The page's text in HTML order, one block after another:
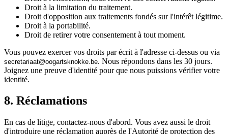
Droit à la limitation du traitement.
Droit d'opposition aux traitements fondés sur l'intérêt légitime.
Droit à la portabilité.
Droit de retirer votre consentement à tout moment.
Vous pouvez exercer vos droits par écrit à l'adresse ci-dessus ou via
eb.ekkonkstragoo
@
taairaterces
. Nous répondons dans les 30 jours.
Joignez une preuve d'identité pour que nous puissions vérifier votre
identité.
8. Réclamations
En cas de litige, contactez-nous d'abord. Vous avez aussi le droit
d'introduire une réclamation auprès de l'Autorité de protection des